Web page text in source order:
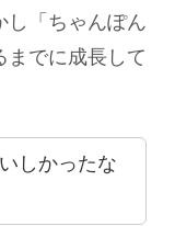
し「ちゃんぽん
までに成長して
しかったな